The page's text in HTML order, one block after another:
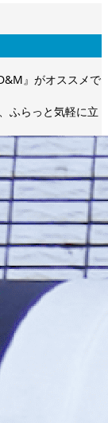
』がオススメで
ふらっと気軽に立